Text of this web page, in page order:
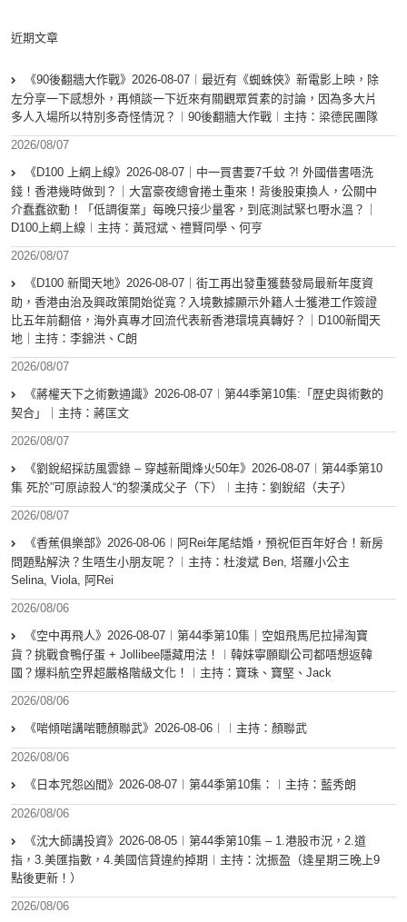
近期文章
《90後翻牆大作戰》2026-08-07︱最近有《蜘蛛俠》新電影上映，除
左分享一下感想外，再傾談一下近來有關觀眾質素的討論，因為多大片
多人入場所以特別多奇怪情況？︱90後翻牆大作戰︱主持：梁德民團隊
2026/08/07
《D100 上綱上線》2026-08-07｜中一買書要7千蚊 ?! 外國借書唔洗
錢！香港幾時做到？｜大富豪夜總會捲土重來！背後股東換人，公關中
介蠢蠢欲動！「低調復業」每晚只接少量客，到底測試緊乜嘢水溫？｜
D100上綱上線︱主持：黃冠斌、禮賢同學、何亨
2026/08/07
《D100 新聞天地》2026-08-07｜街工再出發重獲藝發局最新年度資
助，香港由治及興政策開始從寬？入境數據顯示外籍人士獲港工作簽證
比五年前翻倍，海外真專才回流代表新香港環境真轉好？｜D100新聞天
地｜主持：李錦洪、C朗
2026/08/07
《蔣權天下之術數通識》2026-08-07︱第44季第10集:「歴史與術數的
契合」｜主持：蔣匡文
2026/08/07
《劉銳紹採訪風雲錄 – 穿越新聞烽火50年》2026-08-07︱第44季第10
集 死於”可原諒殺人“的黎漢成父子（下）︱主持：劉銳紹（夫子）
2026/08/07
《香蕉俱樂部》2026-08-06︱阿Rei年尾結婚，預祝佢百年好合！新房
問題點解決？生唔生小朋友呢？︱主持：杜浚斌 Ben, 塔羅小公主
Selina, Viola, 阿Rei
2026/08/06
《空中再飛人》2026-08-07︱第44季第10集｜空姐飛馬尼拉掃淘寶
貨？挑戰食鴨仔蛋 + Jollibee隱藏用法！︱韓妹寧願瞓公司都唔想返韓
國？爆料航空界超嚴格階級文化！︱主持：寶珠、寶堅、Jack
2026/08/06
《啱傾啱講啱聽顏聯武》2026-08-06︱︱主持：顏聯武
2026/08/06
《日本咒怨凶間》2026-08-07︱第44季第10集：︱主持：藍秀朗
2026/08/06
《沈大師講投資》2026-08-05︱第44季第10集 – 1.港股市況，2.道
指，3.美匯指數，4.美國信貸違約掉期︱主持：沈振盈（逢星期三晚上9
點後更新！）
2026/08/06